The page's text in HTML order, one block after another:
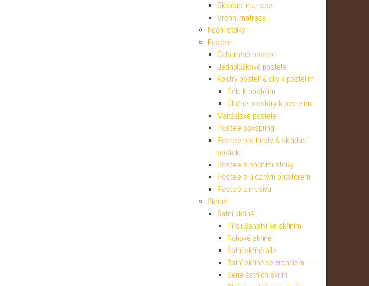
Skládací matrace
Vrchní matrace
Noční stolky
Postele
Čalouněné postele
Jednolůžkové postele
Kostry postelí & díly k postelím
Čela k postelím
Úložné prostory k postelím
Manželské postele
Postele boxspring
Postele pro hosty & skládací
postele
Postele s nočními stolky
Postele s úložným prostorem
Postele z masivu
Skříně
Šatní skříně
Příslušenství ke skříním
Rohové skříně
Šatní skříně bílé
Šatní skříně se zrcadlem
Série šatních skříní